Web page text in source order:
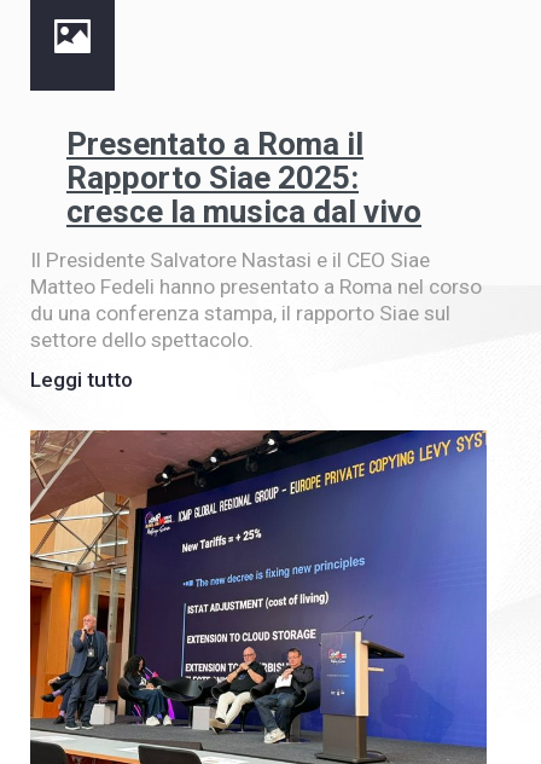
Presentato a Roma il
Rapporto Siae 2025:
cresce la musica dal vivo
Il Presidente Salvatore Nastasi e il CEO Siae
Matteo Fedeli hanno presentato a Roma nel corso
du una conferenza stampa, il rapporto Siae sul
settore dello spettacolo.
Leggi tutto